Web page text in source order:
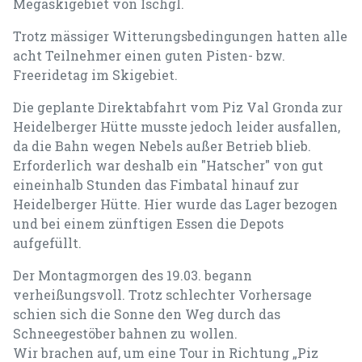
Megaskigebiet von Ischgl.
Trotz mässiger Witterungsbedingungen hatten alle
acht Teilnehmer einen guten Pisten- bzw.
Freeridetag im Skigebiet.
Die geplante Direktabfahrt vom Piz Val Gronda zur
Heidelberger Hütte musste jedoch leider ausfallen,
da die Bahn wegen Nebels außer Betrieb blieb.
Erforderlich war deshalb ein "Hatscher" von gut
eineinhalb Stunden das Fimbatal hinauf zur
Heidelberger Hütte. Hier wurde das Lager bezogen
und bei einem zünftigen Essen die Depots
aufgefüllt.
Der Montagmorgen des 19.03. begann
verheißungsvoll. Trotz schlechter Vorhersage
schien sich die Sonne den Weg durch das
Schneegestöber bahnen zu wollen.
Wir brachen auf, um eine Tour in Richtung „Piz